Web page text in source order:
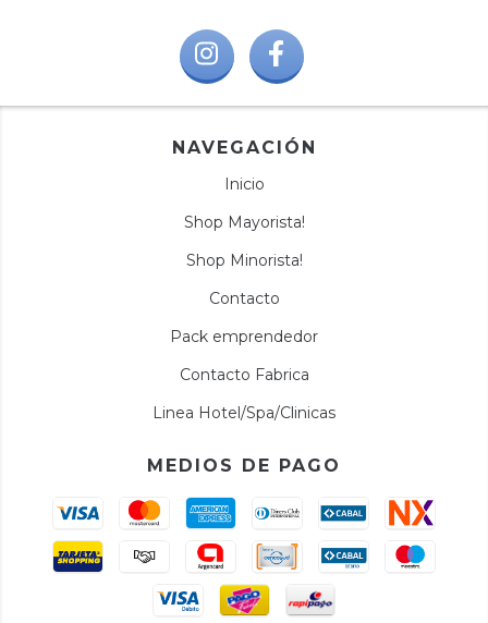
NAVEGACIÓN
Inicio
Shop Mayorista!
Shop Minorista!
Contacto
Pack emprendedor
Contacto Fabrica
Linea Hotel/Spa/Clinicas
MEDIOS DE PAGO